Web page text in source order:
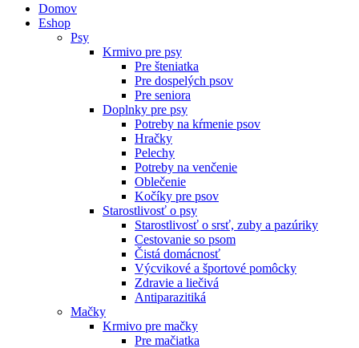
Domov
Eshop
Psy
Krmivo pre psy
Pre šteniatka
Pre dospelých psov
Pre seniora
Doplnky pre psy
Potreby na kŕmenie psov
Hračky
Pelechy
Potreby na venčenie
Oblečenie
Kočíky pre psov
Starostlivosť o psy
Starostlivosť o srsť, zuby a pazúriky
Cestovanie so psom
Čistá domácnosť
Výcvikové a športové pomôcky
Zdravie a liečivá
Antiparazitiká
Mačky
Krmivo pre mačky
Pre mačiatka